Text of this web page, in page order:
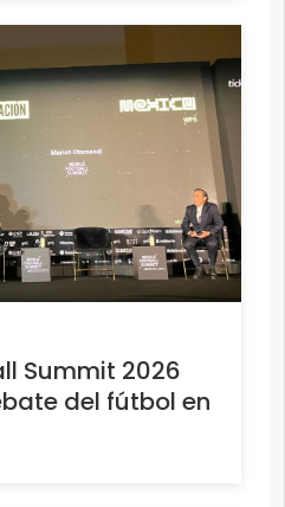
Summit 2026
del fútbol en